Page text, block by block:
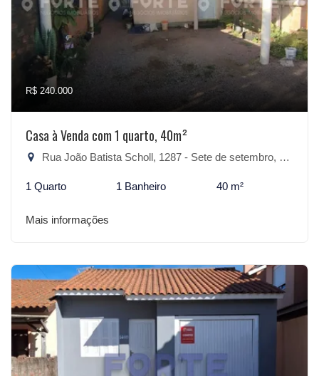
R$ 240.000
Casa à Venda com 1 quarto, 40m²
Rua João Batista Scholl, 1287 - Sete de setembro, São Lourenço do Sul-RS
1 Quarto 1 Banheiro 40 m²
Mais informações